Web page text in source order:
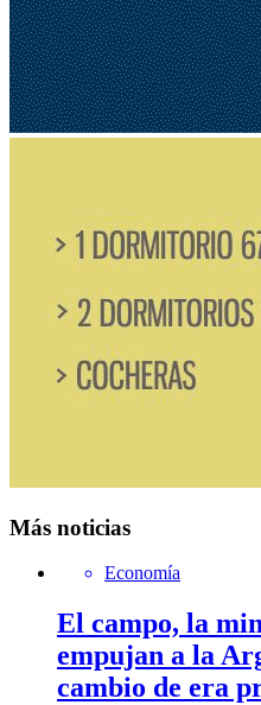
Más noticias
Economía
El campo, la
empujan a la
cambio de era